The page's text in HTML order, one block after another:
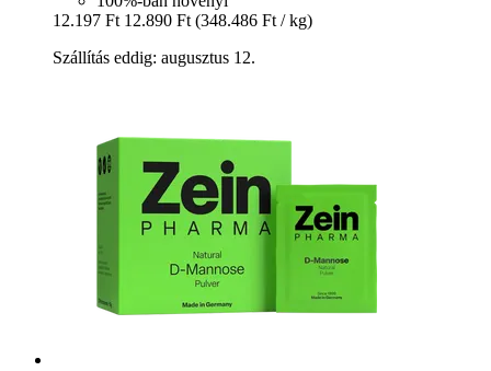
12.197 Ft 12.890 Ft (348.486 Ft / kg)
Szállítás eddig: augusztus 12.